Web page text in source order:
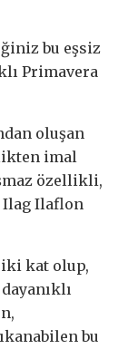
bu eşsiz
Primavera
oluşan
imal
özellikli,
Ilaflon
iki kat olup,
bu